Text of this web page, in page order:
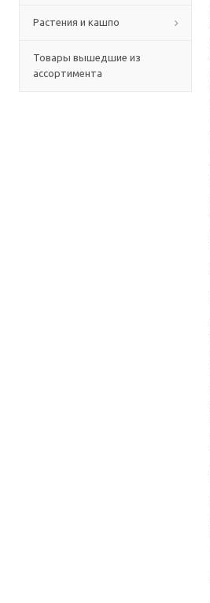
Растения и кашпо
Товары вышедшие из
ассортимента